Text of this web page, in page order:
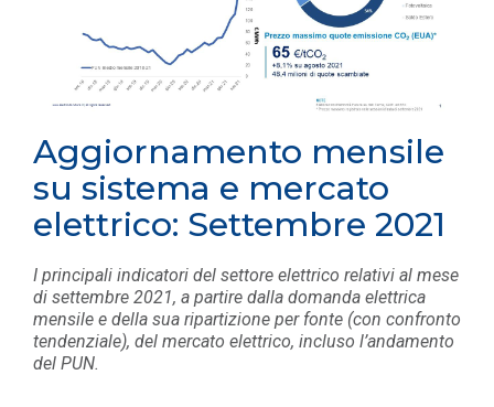
Aggiornamento mensile
su sistema e mercato
elettrico: Settembre 2021
I principali indicatori del settore elettrico relativi al mese
di settembre 2021, a partire dalla domanda elettrica
mensile e della sua ripartizione per fonte (con confronto
tendenziale), del mercato elettrico, incluso l’andamento
del PUN.